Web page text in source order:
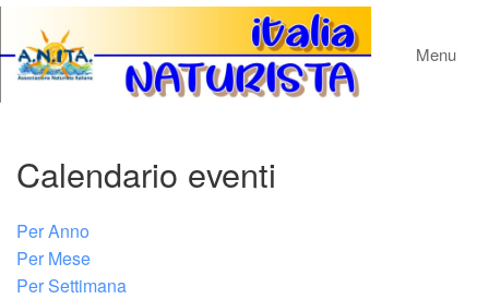
Menu
Calendario eventi
Per Anno
Per Mese
Per Settimana